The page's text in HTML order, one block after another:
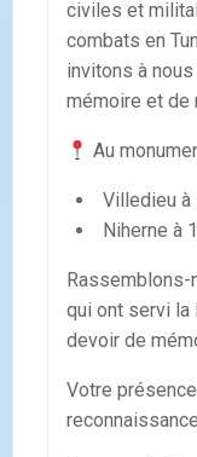
civiles et
combats en
invitons à
mémoire et de
Au
Villedieu à
Niherne à
qui ont servi la
devoir de
Votre